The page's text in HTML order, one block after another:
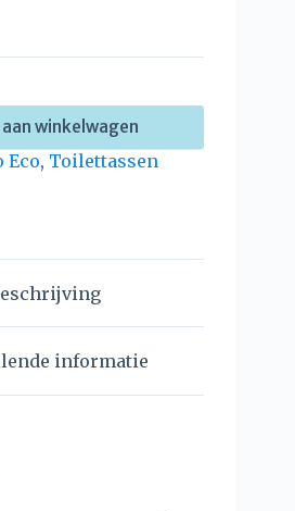
winkelwagen
Eco, Toilettassen
informatie